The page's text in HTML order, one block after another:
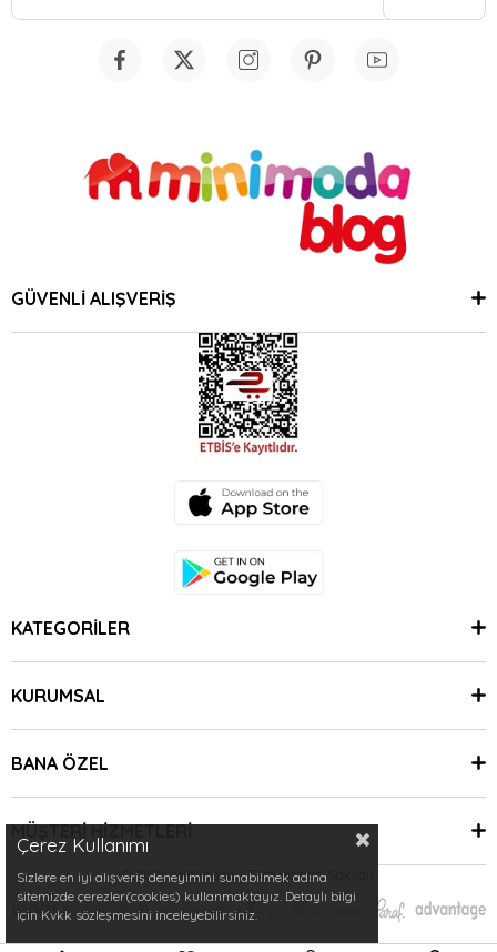
GÜVENLİ ALIŞVERİŞ
KATEGORİLER
KURUMSAL
BANA ÖZEL
MÜŞTERİ HİZMETLERİ
© 2024 Minimoda | Tüm Hakları Saklıdır.
Çerez Kullanımı
Sizlere en iyi alışveriş deneyimini sunabilmek adına
sitemizde çerezler(cookies) kullanmaktayız. Detaylı bilgi
için Kvkk sözleşmesini inceleyebilirsiniz.